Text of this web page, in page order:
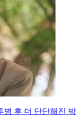
병 후 더 단단해진 박